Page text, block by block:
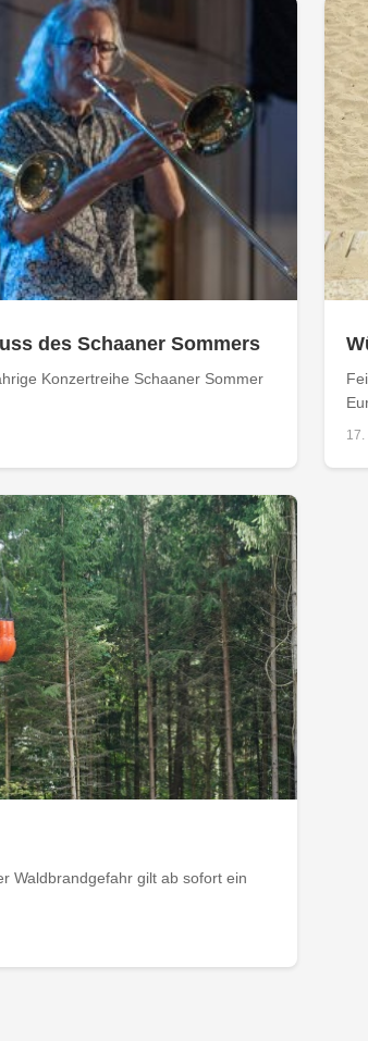
des Schaaner Sommers
Konzertreihe Schaaner Sommer
17.
Waldbrandgefahr gilt ab sofort ein